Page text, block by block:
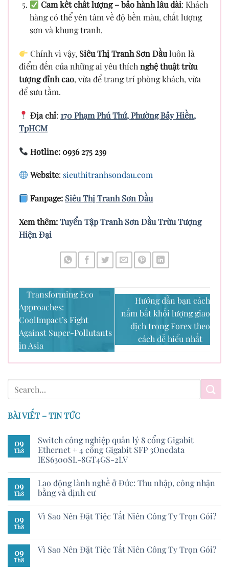
Cam kết chất lượng – bảo hành lâu dài: Khách
hàng có thể yên tâm về độ bền màu, chất lượng
sơn và khung tranh.
Chính vì vậy, Siêu Thị Tranh Sơn Dầuluôn là
điểm đến của những ai yêu thích nghệ thuật trừu
tượng đỉnh cao, vừa để trang trí phòng khách, vừa
để sưu tầm.
Địa chỉ: 170 Phạm Phú Thứ, Phường Bảy Hiền,
TpHCM
Hotline: 0936 275 239
Website: sieuthitranhsondau.com
Fanpage: Siêu Thị Tranh Sơn Dầu
Xem thêm:Tuyển Tập Tranh Sơn Dầu Trừu Tượng
Hiện Đại
Transforming Eco
Approaches:
CoolImpact’s Fight
Against Super-Pollutants
in Asia
Hướng dẫn bạn cách
nắm bắt khối lượng giao
dịch trong Forex theo
cách dễ hiểu nhất
BÀI VIẾT – TIN TỨC
09
Th8
Switch công nghiệp quản lý 8 cổng Gigabit
Ethernet + 4 cổng Gigabit SFP 3Onedata
IES6300SL-8GT4GS-2LV
09
Th8
Lao động lành nghề ở Đức: Thu nhập, công nhận
bằng và định cư
09
Th8
Vì Sao Nên Đặt Tiệc Tất Niên Công Ty Trọn Gói?
09
Th8
Vì Sao Nên Đặt Tiệc Tất Niên Công Ty Trọn Gói?